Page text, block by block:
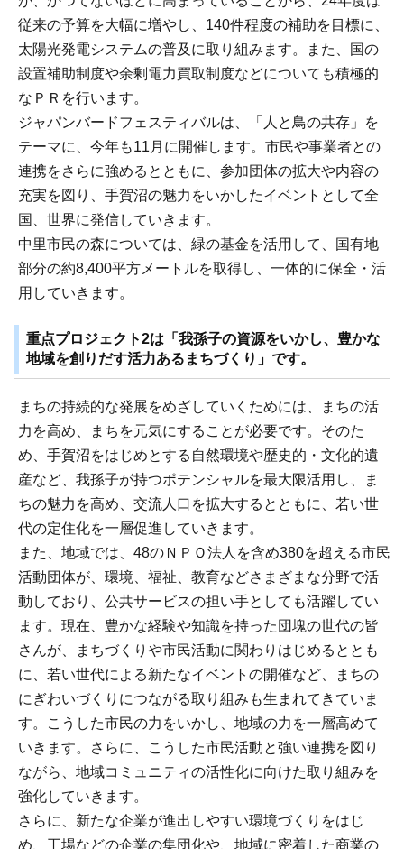
従来の予算を大幅に増やし、140件程度の補助を目標に、
太陽光発電システムの普及に取り組みます。また、国の
設置補助制度や余剰電力買取制度などについても積極的
なＰＲを行います。
ジャパンバードフェスティバルは、「人と鳥の共存」を
テーマに、今年も11月に開催します。市民や事業者との
連携をさらに強めるとともに、参加団体の拡大や内容の
充実を図り、手賀沼の魅力をいかしたイベントとして全
国、世界に発信していきます。
中里市民の森については、緑の基金を活用して、国有地
部分の約8,400平方メートルを取得し、一体的に保全・活
用していきます。
重点プロジェクト2は「我孫子の資源をいかし、豊かな
地域を創りだす活力あるまちづくり」です。
まちの持続的な発展をめざしていくためには、まちの活
力を高め、まちを元気にすることが必要です。そのた
め、手賀沼をはじめとする自然環境や歴史的・文化的遺
産など、我孫子が持つポテンシャルを最大限活用し、ま
ちの魅力を高め、交流人口を拡大するとともに、若い世
代の定住化を一層促進していきます。
また、地域では、48のＮＰＯ法人を含め380を超える市民
活動団体が、環境、福祉、教育などさまざまな分野で活
動しており、公共サービスの担い手としても活躍してい
ます。現在、豊かな経験や知識を持った団塊の世代の皆
さんが、まちづくりや市民活動に関わりはじめるととも
に、若い世代による新たなイベントの開催など、まちの
にぎわいづくりにつながる取り組みも生まれてきていま
す。こうした市民の力をいかし、地域の力を一層高めて
いきます。さらに、こうした市民活動と強い連携を図り
ながら、地域コミュニティの活性化に向けた取り組みを
強化していきます。
さらに、新たな企業が進出しやすい環境づくりをはじ
め、工場などの企業の集団化や、地域に密着した商業の